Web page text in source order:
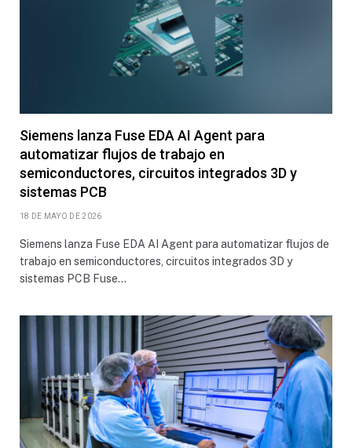
Siemens lanza Fuse EDA AI Agent para
automatizar flujos de trabajo en
semiconductores, circuitos integrados 3D y
sistemas PCB
18 DE MAYO DE 2026
Siemens lanza Fuse EDA AI Agent para automatizar flujos de
trabajo en semiconductores, circuitos integrados 3D y
sistemas PCB Fuse…